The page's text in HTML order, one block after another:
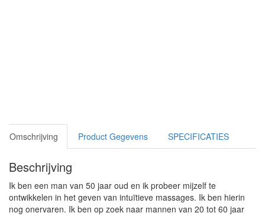
Omschrijving Product Gegevens SPECIFICATIES
Beschrijving
Ik ben een man van 50 jaar oud en ik probeer mijzelf te
ontwikkelen in het geven van intuïtieve massages. Ik ben hierin
nog onervaren. Ik ben op zoek naar mannen van 20 tot 60 jaar